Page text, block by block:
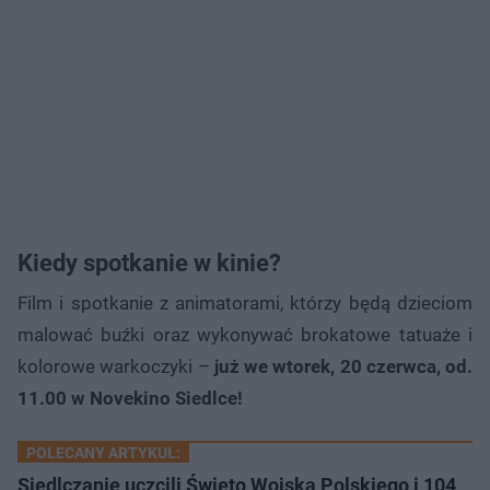
Kiedy spotkanie w kinie?
Film i spotkanie z animatorami, którzy będą dzieciom
malować buźki oraz wykonywać brokatowe tatuaże i
kolorowe warkoczyki – już we wtorek, 20 czerwca, od.
11.00 w Novekino Siedlce!
POLECANY ARTYKUŁ: